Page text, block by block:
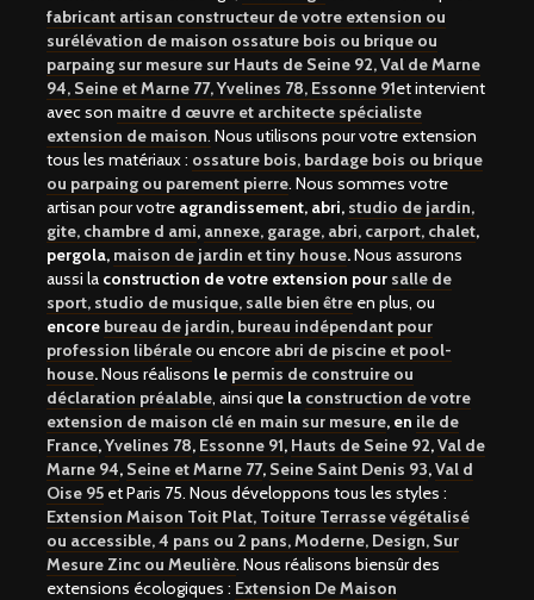
fabricant artisan constructeur de votre extension ou
surélévation de maison ossature bois ou brique ou
parpaing sur mesure sur Hauts de Seine 92, Val de Marne
94, Seine et Marne 77, Yvelines 78, Essonne 91et intervient
avec son maitre d œuvre et architecte spécialiste
extension de maison. Nous utilisons pour votre extension
tous les matériaux : ossature bois, bardage bois ou brique
ou parpaing ou parement pierre. Nous sommes votre
artisan pour votre agrandissement, abri, studio de jardin,
gite, chambre d ami, annexe, garage, abri, carport, chalet,
pergola, maison de jardin et tiny house.Nous assurons
aussi la construction de votre extension pour salle de
sport, studio de musique, salle bien être en plus, ou
encore bureau de jardin, bureau indépendant pour
profession libéraleou encore abri de piscine et pool-
house.Nous réalisons le permis de construire ou
déclaration préalable, ainsi que la construction de votre
extension de maison clé en main sur mesure, en ile de
France,Yvelines 78, Essonne 91, Hauts de Seine 92,Val de
Marne 94, Seine et Marne 77, Seine Saint Denis 93,Val d
Oise 95 et Paris 75. Nous développons tous les styles :
Extension Maison Toit Plat, Toiture Terrasse végétalisé
ou accessible, 4 pans ou 2 pans, Moderne, Design, Sur
Mesure Zinc ou Meulière. Nous réalisons biensûr des
extensions écologiques : Extension De Maison